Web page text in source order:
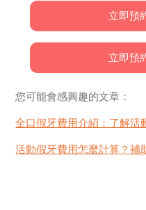
立即預
立即預
您可能會感興趣的文章：
全口假牙費用介紹：了解活
活動假牙費用怎麼計算？補